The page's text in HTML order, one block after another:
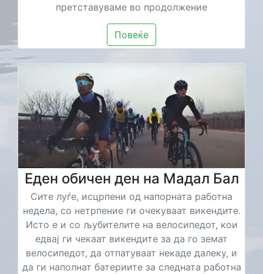
претставуваме во продолжение
Повеќе
Еден обичен ден на Мадал Бал
Сите луѓе, исцрпени од напорната работна
недела, со нетрпение ги очекуваат викендите.
Исто е и со љубителите на велосипедот, кои
едвај ги чекаат викендите за да го земат
велосипедот, да отпатуваат некаде далеку, и
да ги наполнат батериите за следната работна